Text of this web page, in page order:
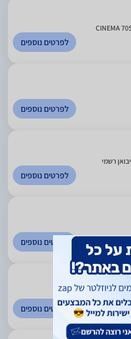
לפרטים נוספים
לפרטים נוספים
לפרטים נוספים
לפרטים נוספים
לפרטים נוספים